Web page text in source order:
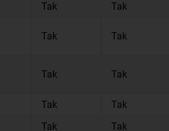
Tak Tak
Tak Tak
Tak Tak
Tak Tak
Tak Tak